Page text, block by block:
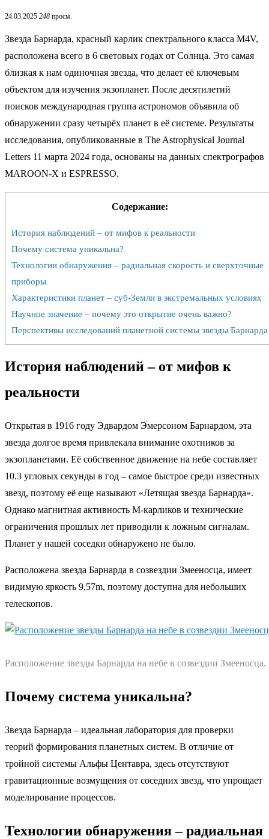
24.03.2025 248 просм.
Звезда Барнарда, красный карлик спектрального класса M4V,
расположена всего в 6 световых годах от Солнца. Это самая
близкая к нам одиночная звезда, что делает её ключевым
объектом для изучения экзопланет. После десятилетий
поисков международная группа астрономов объявила об
обнаружении сразу четырёх планет в её системе. Результаты
исследования, опубликованные в The Astrophysical Journal
Letters 11 марта 2024 года, основаны на данных спектрографов
MAROON-X и ESPRESSO.
Содержание:
История наблюдений – от мифов к реальности
Почему система уникальна?
Технологии обнаружения – радиальная скорость и сверхточные
приборы
Характеристики планет – суб-Земли в экстремальных условиях
Научное значение – почему это открытие очень важно?
Перспективы исследований планетной системы звезды Барнарда
История наблюдений – от мифов к
реальности
Открытая в 1916 году Эдвардом Эмерсоном Барнардом, эта
звезда долгое время привлекала внимание охотников за
экзопланетами. Её собственное движение на небе составляет
10.3 угловых секунды в год – самое быстрое среди известных
звезд, поэтому её еще называют «Летящая звезда Барнарда».
Однако магнитная активность M-карликов и технические
ограничения прошлых лет приводили к ложным сигналам.
Планет у нашей соседки обнаружено не было.
Расположена звезда Барнарда в созвездии Змееносца, имеет
видимую яркость 9,57m, поэтому доступна для небольших
телескопов.
Расположение звезды Барнарда на небе в созвездии Змееносца.
Почему система уникальна?
Звезда Барнарда – идеальная лаборатория для проверки
теорий формирования планетных систем. В отличие от
тройной системы Альфы Центавра, здесь отсутствуют
гравитационные возмущения от соседних звезд, что упрощает
моделирование процессов.
Технологии обнаружения – радиальная